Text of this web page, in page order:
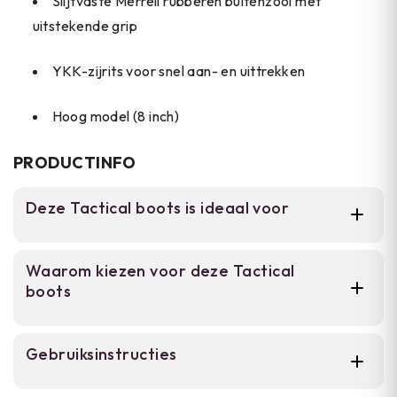
uitstekende grip
YKK-zijrits voor snel aan- en uittrekken
Hoog model (8 inch)
PRODUCTINFO
Deze Tactical boots is ideaal voor
politiepersoneel, bouwvakkers en outdoor
enthousiasten die een betrouwbare schoen
gebruik in de stad.
Waarom kiezen voor deze Tactical
boots
Waterdicht gecoat leer houdt voeten
Gebruiksinstructies